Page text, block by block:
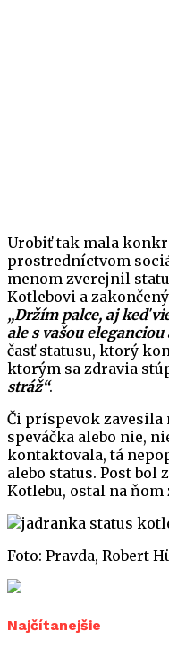
Urobiť tak mala
prostredníctvom
menom zverejnil
Kotlebovi a
„Držím palce, aj keď
ale s vašou
časť statusu, ktorý
ktorým sa zdravia
stráž“.
Či príspevok zavesila
speváčka alebo nie,
kontaktovala, tá
alebo status. Post bol
Kotlebu, ostal na ňom
Foto: Pravda, Robert
Najčítanejšie